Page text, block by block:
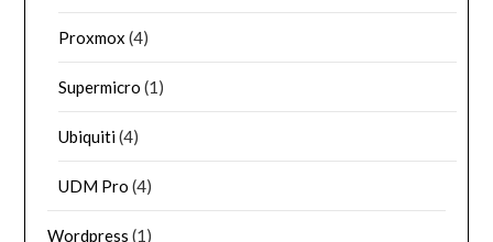
Proxmox (4)
Supermicro (1)
Ubiquiti(4)
UDM Pro (4)
Wordpress (1)